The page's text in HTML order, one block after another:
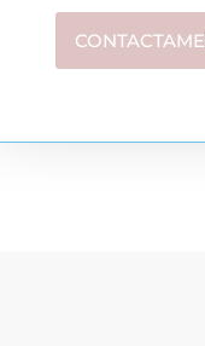
CONTACTAME